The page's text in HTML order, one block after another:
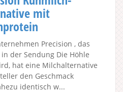
mit
Precision , das
der Sendung Die Höhle
hat eine Milchalternative
den Geschmack
identisch w...